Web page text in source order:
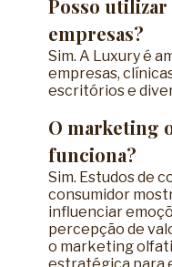
Posso utilizar
empresas?
Sim. A Luxury é
empresas,
escritórios e
O marketing
funciona?
Sim. Estudos de
consumidor
influenciar
percepção de
o marketing